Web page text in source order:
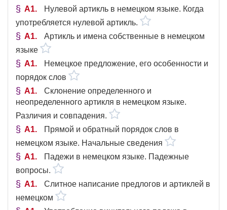
A1
Нулевой артикль в немецком языке. Когда
употребляется нулевой артикль.
A1
Артикль и имена собственные в немецком
языке
A1
Немецкое предложение, его особенности и
порядок слов
A1
Склонение определенного и
неопределенного артикля в немецком языке.
Различия и совпадения.
A1
Прямой и обратный порядок слов в
немецком языке. Начальные сведения
A1
Падежи в немецком языке. Падежные
вопросы.
A1
Слитное написание предлогов и артиклей в
немецком